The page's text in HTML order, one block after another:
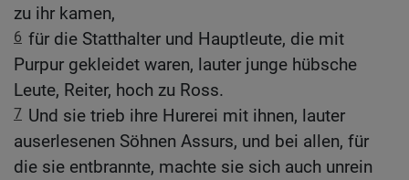
zu ihr kamen,
6 für die Statthalter und Hauptleute, die mit
Purpur gekleidet waren, lauter junge hübsche
Leute, Reiter, hoch zu Ross.
7 Und sie trieb ihre Hurerei mit ihnen, lauter
auserlesenen Söhnen Assurs, und bei allen, für
die sie entbrannte, machte sie sich auch unrein